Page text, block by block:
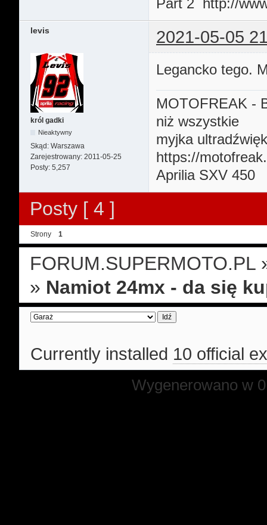
Part 2 http://
levis 2021-05-05
król gadki
Nieaktywny
Skąd: Warszawa
Zarejestrowany: 2011-05-25
Posty: 5,257
Legancko tego.
MOTOFREAK -
niż wszystkie
myjka
https://
Aprilia SXV 450
Posty [ 4 ]
Strony 1
FORUM.SUPERMOTO.PL
» Namiot 24mx - da się
Currently installed 10 official
Wygenerowano w